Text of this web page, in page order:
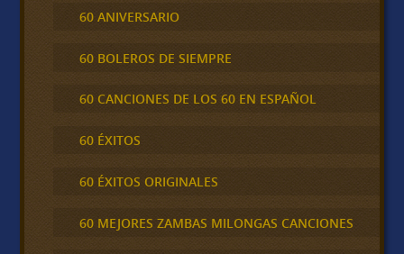
60 ANIVERSARIO
60 BOLEROS DE SIEMPRE
60 CANCIONES DE LOS 60 EN ESPAÑOL
60 ÉXITOS
60 ÉXITOS ORIGINALES
60 MEJORES ZAMBAS MILONGAS CANCIONES